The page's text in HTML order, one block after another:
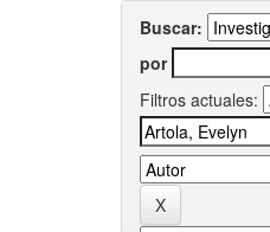
Buscar:
por
Filtros actuales: